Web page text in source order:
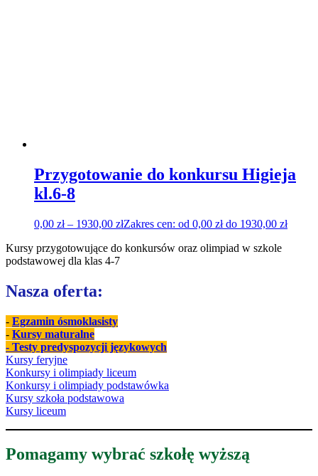
Przygotowanie do konkursu Higieja
kl.6-8
0,00 zł – 1930,00 złZakres cen: od 0,00 zł do 1930,00 zł
Kursy przygotowujące do konkursów oraz olimpiad w szkole
podstawowej dla klas 4-7
Nasza oferta:
- Egzamin ósmoklasisty
- Kursy maturalne
- Testy predyspozycji językowych
Kursy feryjne
Konkursy i olimpiady liceum
Konkursy i olimpiady podstawówka
Kursy szkoła podstawowa
Kursy liceum
Pomagamy wybrać szkołę wyższą